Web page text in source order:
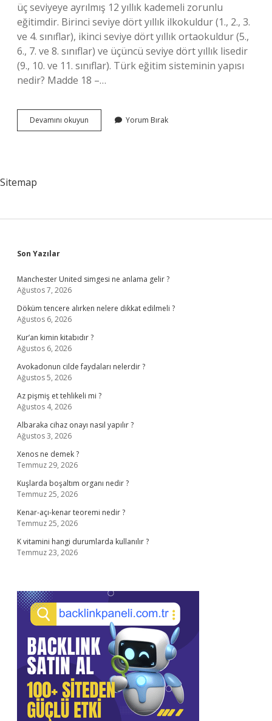
üç seviyeye ayrılmış 12 yıllık kademeli zorunlu
eğitimdir. Birinci seviye dört yıllık ilkokuldur (1., 2., 3.
ve 4. sınıflar), ikinci seviye dört yıllık ortaokuldur (5.,
6., 7. ve 8. sınıflar) ve üçüncü seviye dört yıllık lisedir
(9., 10. ve 11. sınıflar). Türk eğitim sisteminin yapısı
nedir? Madde 18 –…
Devamını okuyun
Sistemimiz
Yorum Bırak
Sitemap
Sidebar
Son Yazılar
Manchester United simgesi ne anlama gelir ?
Ağustos 7, 2026
Döküm tencere alırken nelere dikkat edilmeli ?
Ağustos 6, 2026
Kur’an kimin kitabıdır ?
Ağustos 6, 2026
Avokadonun cilde faydaları nelerdir ?
Ağustos 5, 2026
Az pişmiş et tehlikeli mi ?
Ağustos 4, 2026
Albaraka cihaz onayı nasıl yapılır ?
Ağustos 3, 2026
Xenos ne demek ?
Temmuz 29, 2026
Kuşlarda boşaltım organı nedir ?
Temmuz 25, 2026
Kenar-açı-kenar teoremi nedir ?
Temmuz 25, 2026
K vitamini hangi durumlarda kullanılır ?
Temmuz 23, 2026